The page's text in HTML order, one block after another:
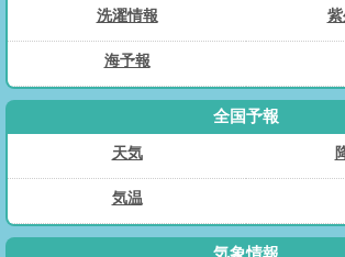
洗濯情報
海予報
全国予報
天気
気温
気象情報